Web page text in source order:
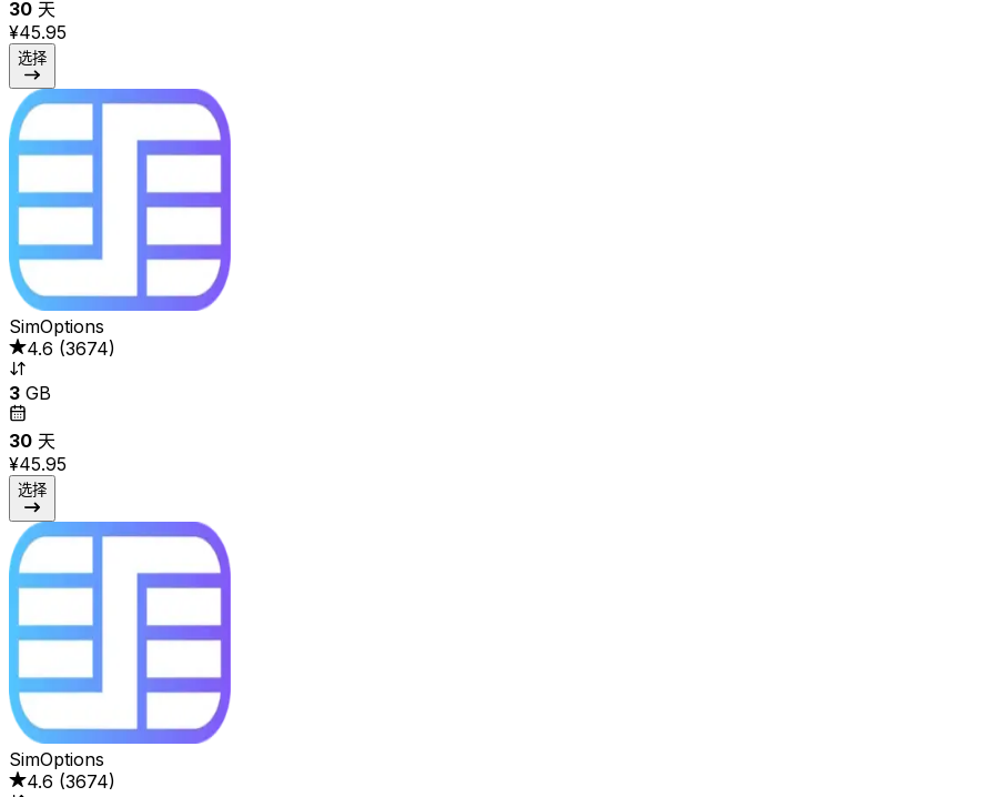
30 天
¥45.95
选择
SimOptions
4.6 (3674)
3 GB
30 天
¥45.95
选择
SimOptions
4.6 (3674)